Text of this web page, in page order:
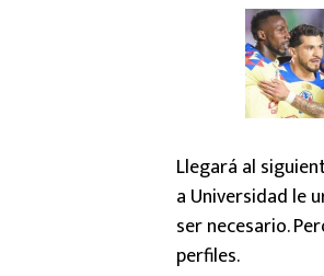
Llegará al
a Universidad le
ser necesario.
perfiles.